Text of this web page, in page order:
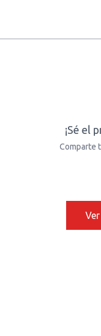
¡Sé el
Comparte